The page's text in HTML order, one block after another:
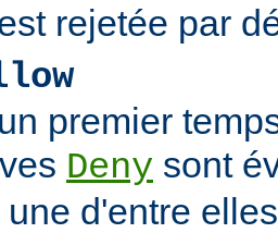
rejetée par
premier
Deny sont
une d'entre